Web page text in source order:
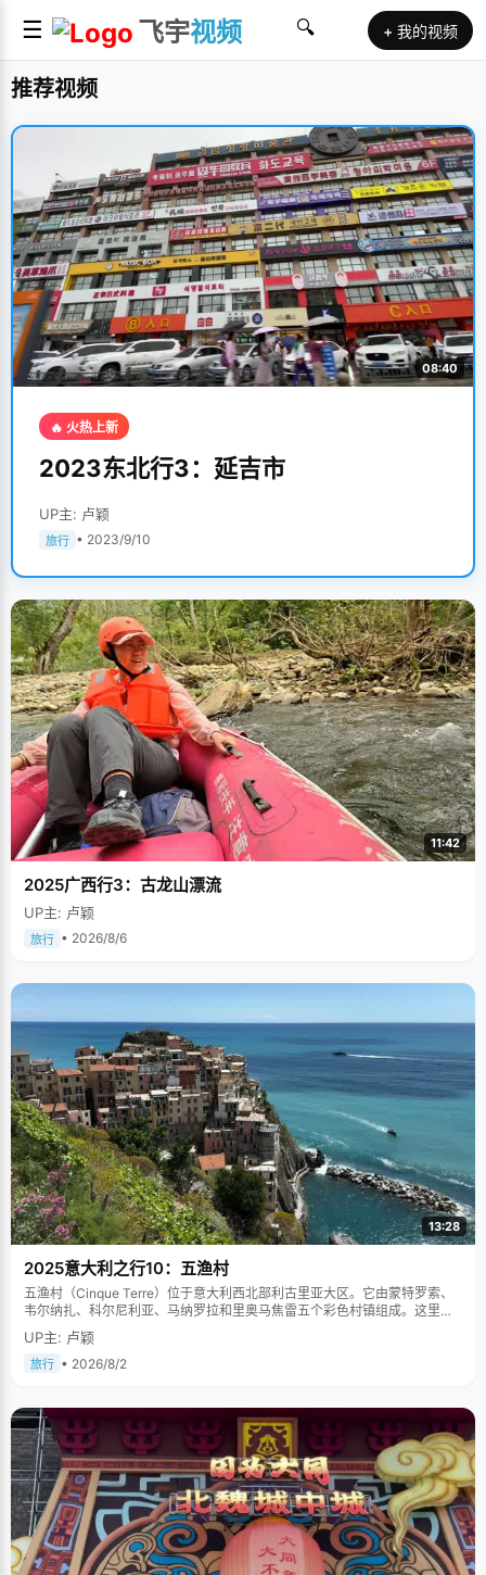
☰ 飞宇视频 🔍 + 我的视频
推荐视频
08:40
🔥 火热上新
2023东北行3：延吉市
UP主: 卢颖
旅行 • 2023/9/10
11:42
2025广西行3：古龙山漂流
UP主: 卢颖
旅行 • 2026/8/6
13:28
2025意大利之行10：五渔村
五渔村（Cinque Terre）位于意大利西北部利古里亚大区。它由蒙特罗索、
韦尔纳扎、科尔尼利亚、马纳罗拉和里奥马焦雷五个彩色村镇组成。这里依
山傍海，房屋色彩斑斓，1997年被列为世界文化遗产。
UP主: 卢颖
旅行 • 2026/8/2